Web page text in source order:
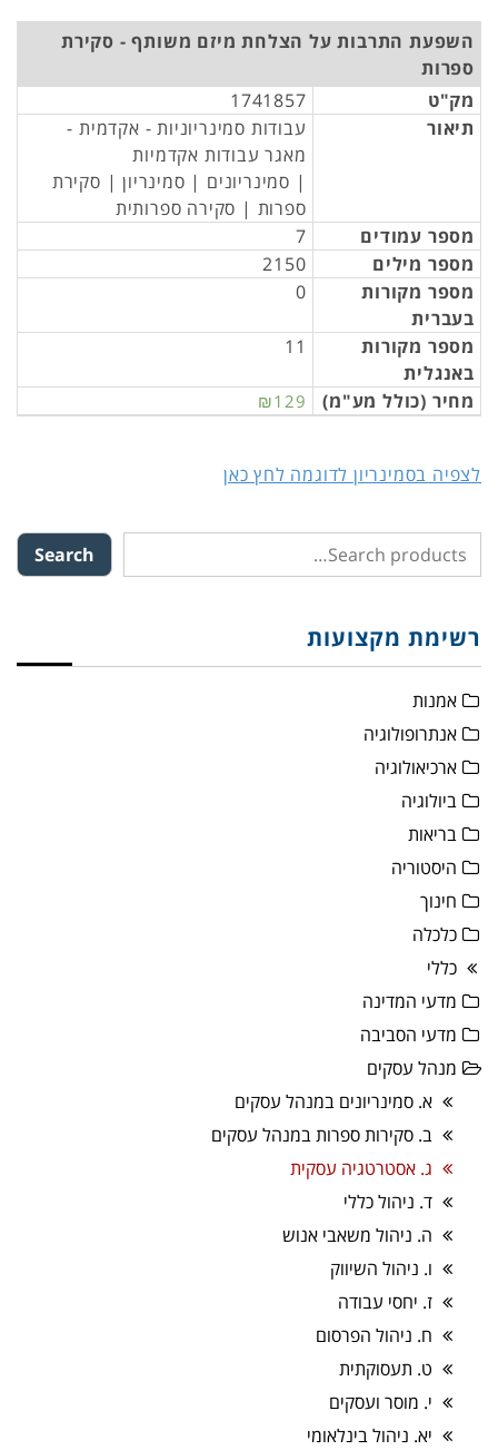
השפעת התרבות על הצלחת מיזם משותף - סקירת
ספרות
מק"ט
1741857
תיאור
עבודות סמינריוניות - אקדמית -
מאגר עבודות אקדמיות
| סמינריונים | סמינריון | סקירת
ספרות | סקירה ספרותית
מספר עמודים
7
מספר מילים
2150
מספר מקורות
בעברית
0
מספר מקורות
באנגלית
11
מחיר (כולל מע"מ) ₪129
לצפיה בסמינריון לדוגמה לחץ כאן
Search
רשימת מקצועות
אמנות
אנתרופולוגיה
ארכיאולוגיה
ביולוגיה
בריאות
היסטוריה
חינוך
כלכלה
כללי
מדעי המדינה
מדעי הסביבה
מנהל עסקים
א. סמינריונים במנהל עסקים
ב. סקירות ספרות במנהל עסקים
ג. אסטרטגיה עסקית
ד. ניהול כללי
ה. ניהול משאבי אנוש
ו. ניהול השיווק
ז. יחסי עבודה
ח. ניהול הפרסום
ט. תעסוקתית
י. מוסר ועסקים
יא. ניהול בינלאומי